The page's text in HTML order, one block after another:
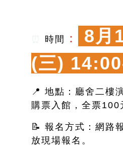
時間 ：
8月
(三)
📍 地點：廳舍二樓
購票入館，全票100
📝 報名方式：網路
放現場報名。